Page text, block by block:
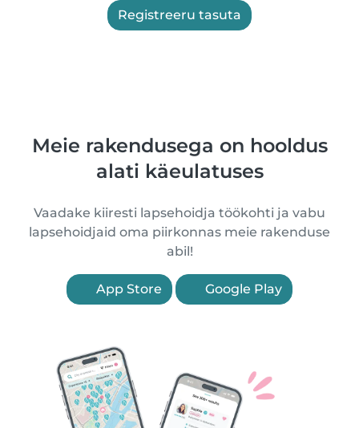
Registreeru tasuta
Meie rakendusega on hooldus
alati käeulatuses
Vaadake kiiresti lapsehoidja töökohti ja vabu
lapsehoidjaid oma piirkonnas meie rakenduse
abil!
App Store Google Play